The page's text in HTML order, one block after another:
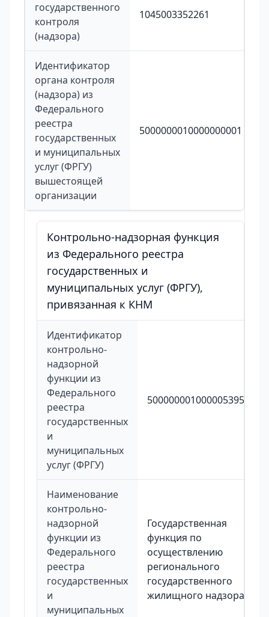
государственного
контроля
(надзора)
1045003352261
Идентификатор
органа контроля
(надзора) из
Федерального
реестра
государственных
и муниципальных
услуг (ФРГУ)
вышестоящей
организации
5000000010000000001
Контрольно-надзорная функция
из Федерального реестра
государственных и
муниципальных услуг (ФРГУ),
привязанная к КНМ
Идентификатор
контрольно-
надзорной
функции из
Федерального
реестра
государственных
и
муниципальных
услуг (ФРГУ)
5000000010000053950
Наименование
контрольно-
надзорной
функции из
Федерального
реестра
государственных
и
муниципальных
Государственная
функция по
осуществлению
регионального
государственного
жилищного надзора